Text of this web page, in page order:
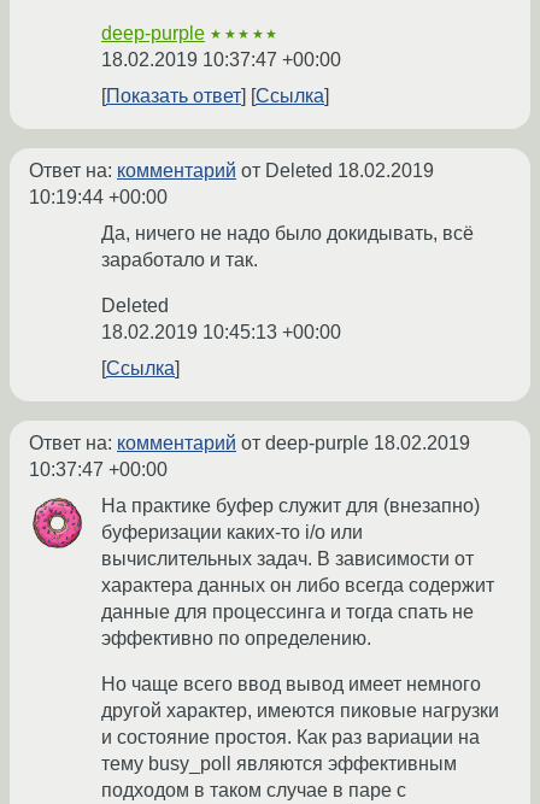
deep-purple ★★★★★
18.02.2019 10:37:47 +00:00
Показать ответ
Ссылка
Ответ на: комментарий от Deleted 18.02.2019
10:19:44 +00:00
Да, ничего не надо было докидывать, всё
заработало и так.
Deleted
18.02.2019 10:45:13 +00:00
Ссылка
Ответ на: комментарий от deep-purple 18.02.2019
10:37:47 +00:00
На практике буфер служит для (внезапно)
буферизации каких-то i/o или
вычислительных задач. В зависимости от
характера данных он либо всегда содержит
данные для процессинга и тогда спать не
эффективно по определению.
Но чаще всего ввод вывод имеет немного
другой характер, имеются пиковые нагрузки
и состояние простоя. Как раз вариации на
тему busy_poll являются эффективным
подходом в таком случае в паре с